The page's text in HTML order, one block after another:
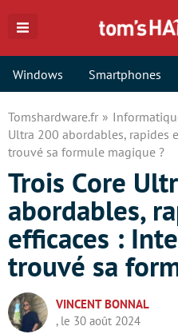
Windows Smartphones
Tomshardware.fr
Ultra 200 abordables, rapides
trouvé sa formule magique ?
Trois Core
abordables,
efficaces :
trouvé sa
VINCENT BONNAL
, le 30 août 2024